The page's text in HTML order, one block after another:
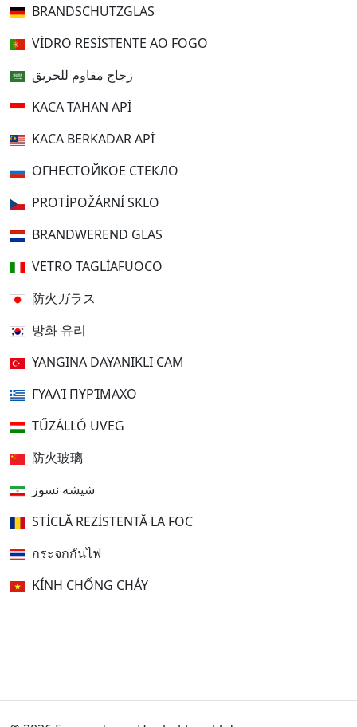
BRANDSCHUTZGLAS
VIDRO RESISTENTE AO FOGO
زجاج مقاوم للحريق
KACA TAHAN API
KACA BERKADAR API
ОГНЕСТОЙКОЕ СТЕКЛО
PROTIPOŽÁRNÍ SKLO
BRANDWEREND GLAS
VETRO TAGLIAFUOCO
防火ガラス
방화 유리
YANGINA DAYANIKLI CAM
ΓΥΑΛΊ ΠΥΡΊΜΑΧΟ
TŰZÁLLÓ ÜVEG
防火玻璃
شیشه نسوز
STICLĂ REZISTENTĂ LA FOC
กระจกกันไฟ
KÍNH CHỐNG CHÁY